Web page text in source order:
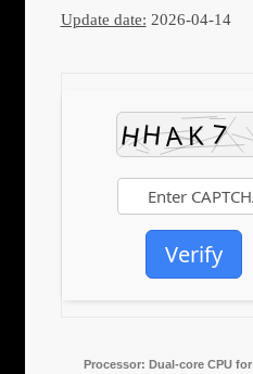
Update date: 2026-04-14
Verify
Processor: Dual-core CPU for